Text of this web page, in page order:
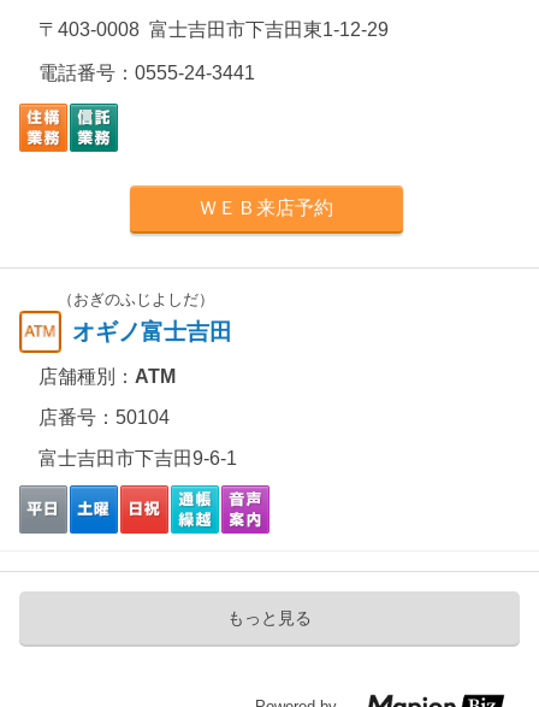
〒403-0008 富士吉田市下吉田東1-12-29
電話番号： 0555-24-3441
ＷＥＢ来店予約
（おぎのふじよしだ）
オギノ富士吉田
店舗種別： ATM
店番号：50104
富士吉田市下吉田9-6-1
もっと見る